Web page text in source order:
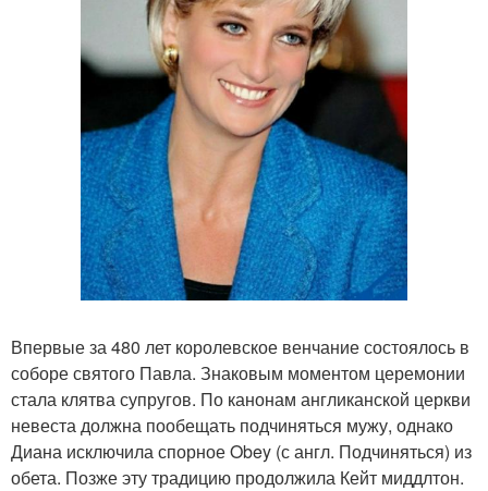
Впервые за 480 лет королевское венчание состоялось в
соборе святого Павла. Знаковым моментом церемонии
стала клятва супругов. По канонам англиканской церкви
невеста должна пообещать подчиняться мужу, однако
Диана исключила спорное Obey (с англ. Подчиняться) из
обета. Позже эту традицию продолжила Кейт миддлтон.